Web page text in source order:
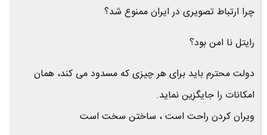
چرا ارتباط تصویری در ایران ممنوع شد؟
رایتل نا امن بود؟
دولت محترم باید برای هر چیزی که مسدود می کند، همان
امکانات را جایگزین نماید.
ویران کردن راحت است ، ساختن سخت است